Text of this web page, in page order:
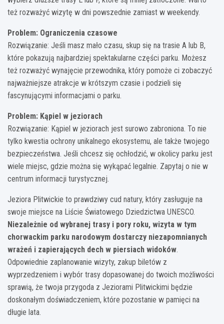
też rozważyć wizytę w dni powszednie zamiast w weekendy.
Problem: Ograniczenia czasowe
Rozwiązanie: Jeśli masz mało czasu, skup się na trasie A lub B,
które pokazują najbardziej spektakularne części parku. Możesz
też rozważyć wynajęcie przewodnika, który pomoże ci zobaczyć
najważniejsze atrakcje w krótszym czasie i podzieli się
fascynującymi informacjami o parku.
Problem: Kąpiel w jeziorach
Rozwiązanie: Kąpiel w jeziorach jest surowo zabroniona. To nie
tylko kwestia ochrony unikalnego ekosystemu, ale także twojego
bezpieczeństwa. Jeśli chcesz się ochłodzić, w okolicy parku jest
wiele miejsc, gdzie można się wykąpać legalnie. Zapytaj o nie w
centrum informacji turystycznej.
Jeziora Plitwickie to prawdziwy cud natury, który zasługuje na
swoje miejsce na Liście Światowego Dziedzictwa UNESCO.
Niezależnie od wybranej trasy i pory roku, wizyta w tym
chorwackim parku narodowym dostarczy niezapomnianych
wrażeń i zapierających dech w piersiach widoków.
Odpowiednie zaplanowanie wizyty, zakup biletów z
wyprzedzeniem i wybór trasy dopasowanej do twoich możliwości
sprawią, że twoja przygoda z Jeziorami Plitwickimi będzie
doskonałym doświadczeniem, które pozostanie w pamięci na
długie lata.